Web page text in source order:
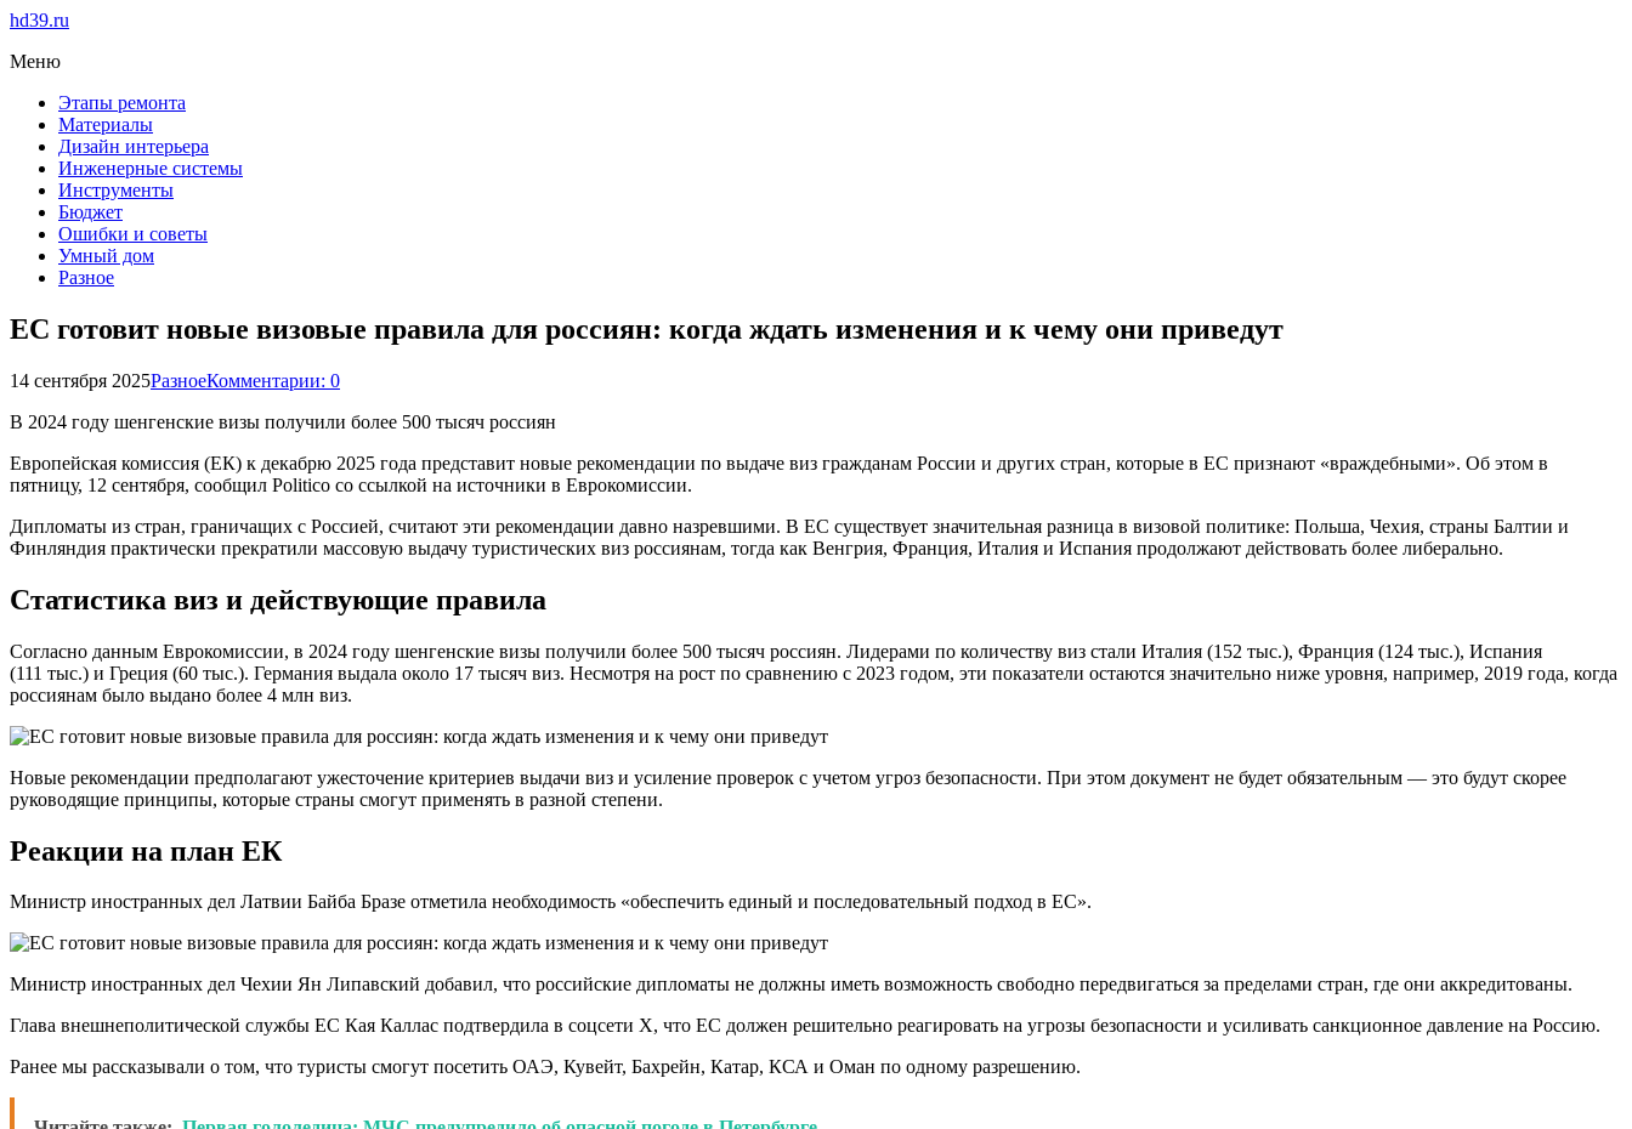
hd39.ru
Меню
Этапы ремонта
Материалы
Дизайн интерьера
Инженерные системы
Инструменты
Бюджет
Ошибки и советы
Умный дом
Разное
ЕС готовит новые визовые правила для россиян: когда ждать изменения и к чему они приведут
14 сентября 2025РазноеКомментарии: 0
В 2024 году шенгенские визы получили более 500 тысяч россиян
Европейская комиссия (ЕК) к декабрю 2025 года представит новые рекомендации по выдаче виз гражданам России и других стран, которые в ЕС признают «враждебными». Об этом в
пятницу, 12 сентября, сообщил Politico со ссылкой на источники в Еврокомиссии.
Дипломаты из стран, граничащих с Россией, считают эти рекомендации давно назревшими. В ЕС существует значительная разница в визовой политике: Польша, Чехия, страны Балтии и
Финляндия практически прекратили массовую выдачу туристических виз россиянам, тогда как Венгрия, Франция, Италия и Испания продолжают действовать более либерально.
Статистика виз и действующие правила
Согласно данным Еврокомиссии, в 2024 году шенгенские визы получили более 500 тысяч россиян. Лидерами по количеству виз стали Италия (152 тыс.), Франция (124 тыс.), Испания
(111 тыс.) и Греция (60 тыс.). Германия выдала около 17 тысяч виз. Несмотря на рост по сравнению с 2023 годом, эти показатели остаются значительно ниже уровня, например, 2019 года, когда
россиянам было выдано более 4 млн виз.
Новые рекомендации предполагают ужесточение критериев выдачи виз и усиление проверок с учетом угроз безопасности. При этом документ не будет обязательным — это будут скорее
руководящие принципы, которые страны смогут применять в разной степени.
Реакции на план ЕК
Министр иностранных дел Латвии Байба Бразе отметила необходимость «обеспечить единый и последовательный подход в ЕС».
Министр иностранных дел Чехии Ян Липавский добавил, что российские дипломаты не должны иметь возможность свободно передвигаться за пределами стран, где они аккредитованы.
Глава внешнеполитической службы ЕС Кая Каллас подтвердила в соцсети X, что ЕС должен решительно реагировать на угрозы безопасности и усиливать санкционное давление на Россию.
Ранее мы рассказывали о том, что туристы смогут посетить ОАЭ, Кувейт, Бахрейн, Катар, КСА и Оман по одному разрешению.